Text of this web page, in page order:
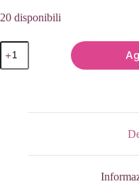
20 disponibili
MERINO
BABY
n.